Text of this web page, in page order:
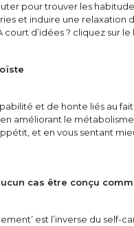
pour trouver les
et induire une relaxation
d’idées ? cliquez sur
et de honte liés au
améliorant le
et en vous sentant
cas être conçu
est l’inverse du